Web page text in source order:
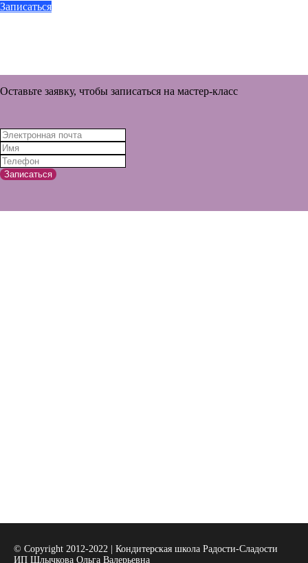
Записаться
Оставьте заявку, чтобы записаться на мастер-класс
Записаться
© Copyright 2012-2022 | Кондитерская школа Радости-Сладости
ИП Шлычкова Ольга Валерьевна